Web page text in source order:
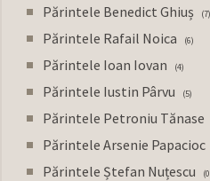
Părintele Benedict Ghiuș 7
Părintele Rafail Noica 6
Părintele Ioan Iovan 4
Părintele Iustin Pârvu 5
Părintele Petroniu Tănase
Părintele Arsenie Papacioc
Părintele Ștefan Nuțescu 0